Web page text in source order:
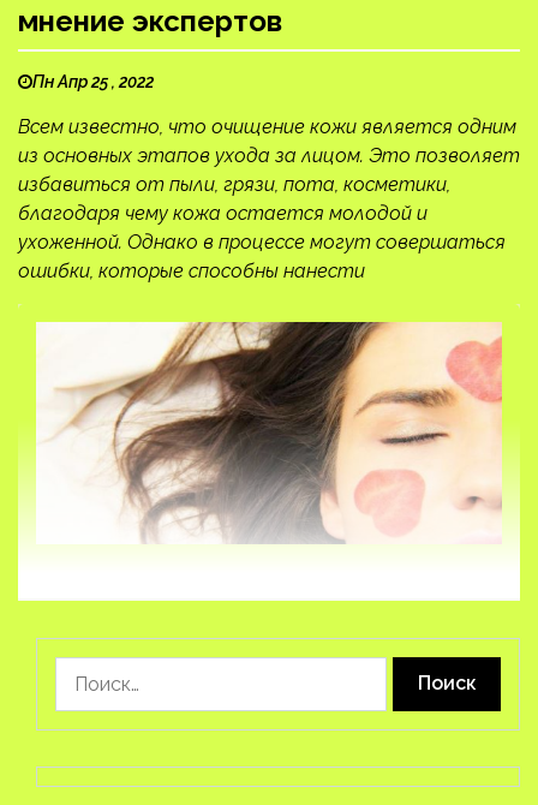
мнение экспертов
Пн Апр 25 , 2022
Всем известно, что очищение кожи является одним
из основных этапов ухода за лицом. Это позволяет
избавиться от пыли, грязи, пота, косметики,
благодаря чему кожа остается молодой и
ухоженной. Однако в процессе могут совершаться
ошибки, которые способны нанести